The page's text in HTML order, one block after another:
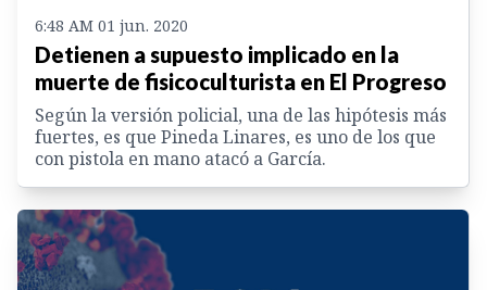
6:48 AM 01 jun. 2020
Detienen a supuesto implicado en la
muerte de fisicoculturista en El Progreso
Según la versión policial, una de las hipótesis más
fuertes, es que Pineda Linares, es uno de los que
con pistola en mano atacó a García.